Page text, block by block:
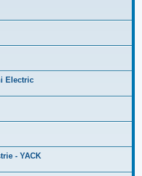
Electric
- YACK